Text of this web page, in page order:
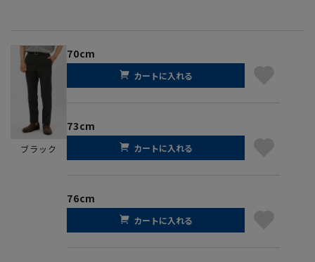
ブラック
70cm
カートに入れる
73cm
カートに入れる
76cm
カートに入れる